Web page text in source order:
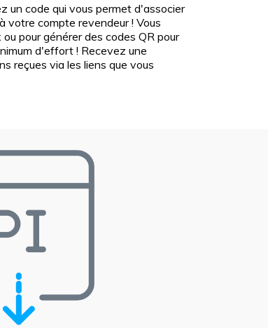
un code qui vous permet d'associer
votre compte revendeur ! Vous
pour générer des codes QR pour
d'effort ! Recevez une
reçues via les liens que vous